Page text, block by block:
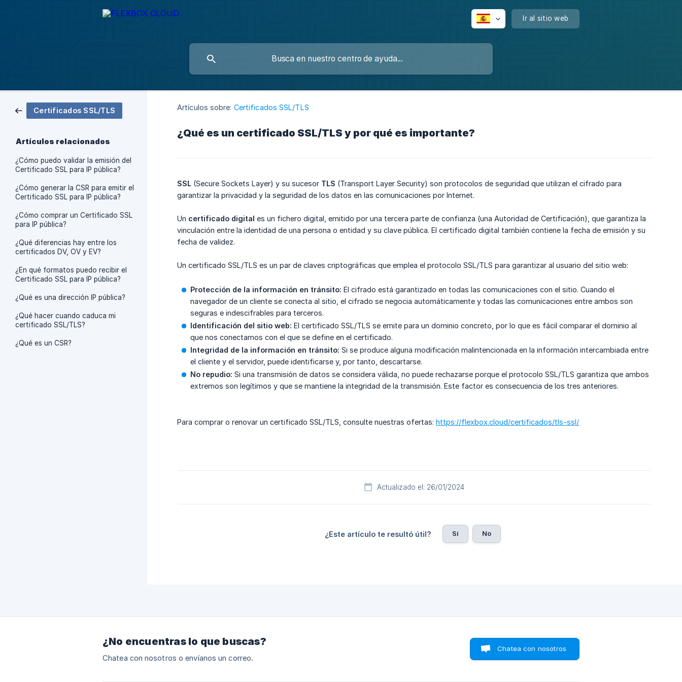
Ir al sitio web
Certificados SSL/TLS
Artículos relacionados
¿Cómo puedo validar la emisión del
Certificado SSL para IP pública?
¿Cómo generar la CSR para emitir el
Certificado SSL para IP pública?
¿Cómo comprar un Certificado SSL
para IP pública?
¿Qué diferencias hay entre los
certificados DV, OV y EV?
¿En qué formatos puedo recibir el
Certificado SSL para IP pública?
¿Qué es una dirección IP pública?
¿Qué hacer cuando caduca mi
certificado SSL/TLS?
¿Qué es un CSR?
Artículos sobre: Certificados SSL/TLS
¿Qué es un certificado SSL/TLS y por qué es importante?
SSL (Secure Sockets Layer) y su sucesor TLS (Transport Layer Security) son protocolos de seguridad que utilizan el cifrado para
garantizar la privacidad y la seguridad de los datos en las comunicaciones por Internet.
Un certificado digital es un fichero digital, emitido por una tercera parte de confianza (una Autoridad de Certificación), que garantiza la
vinculación entre la identidad de una persona o entidad y su clave pública. El certificado digital también contiene la fecha de emisión y su
fecha de validez.
Un certificado SSL/TLS es un par de claves criptográficas que emplea el protocolo SSL/TLS para garantizar al usuario del sitio web:
Protección de la información en tránsito: El cifrado está garantizado en todas las comunicaciones con el sitio. Cuando el
navegador de un cliente se conecta al sitio, el cifrado se negocia automáticamente y todas las comunicaciones entre ambos son
seguras e indescifrables para terceros.
Identificación del sitio web: El certificado SSL/TLS se emite para un dominio concreto, por lo que es fácil comparar el dominio al
que nos conectamos con el que se define en el certificado.
Integridad de la información en tránsito: Si se produce alguna modificación malintencionada en la información intercambiada entre
el cliente y el servidor, puede identificarse y, por tanto, descartarse.
No repudio: Si una transmisión de datos se considera válida, no puede rechazarse porque el protocolo SSL/TLS garantiza que ambos
extremos son legítimos y que se mantiene la integridad de la transmisión. Este factor es consecuencia de los tres anteriores.
Para comprar o renovar un certificado SSL/TLS, consulte nuestras ofertas: https://flexbox.cloud/certificados/tls-ssl/
Actualizado el: 26/01/2024
¿Este artículo te resultó útil? Sí No
¿No encuentras lo que buscas?
Chatea con nosotros o envíanos un correo.
Chatea con nosotros